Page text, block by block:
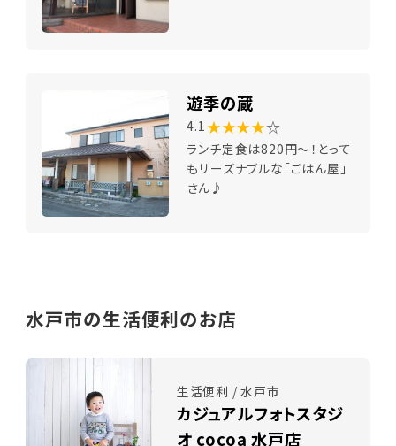
遊季の蔵
4.1 ★★★★☆
ランチ定食は820円～！とって
もリーズナブルな「ごはん屋」
さん♪
水戸市の生活便利のお店
生活便利 / 水戸市
カジュアルフォトスタジ
オ cocoa 水戸店